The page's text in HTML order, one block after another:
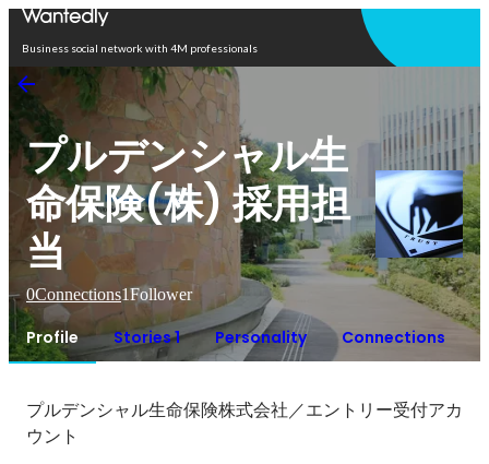
Business social network with 4M professionals
プルデンシャル生
命保険(株) 採用担
当
0Connections1Follower
Profile Stories 1 Personality Connections
プルデンシャル生命保険株式会社／エントリー受付アカ
ウント